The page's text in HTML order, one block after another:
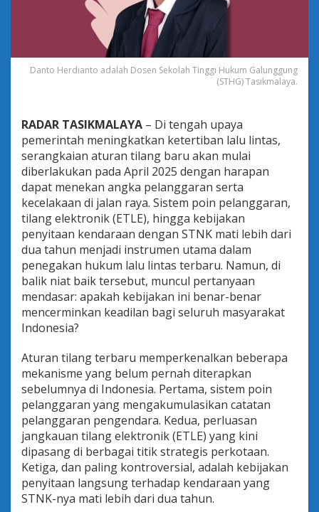
u
i
K
r
t
i
b
a
n
a
t
a
u
A
n
a
m
a
a
g
P
e
n
g
e
n
d
a
r
a
Danto Herdianto adalah Dosen Sekolah Tinggi Hukum Galunggung
(STHG) Tasikmalaya.
RADAR TASIKMALAYA – Di tengah upaya
pemerintah meningkatkan ketertiban lalu lintas,
serangkaian aturan tilang baru akan mulai
diberlakukan pada April 2025 dengan harapan
dapat menekan angka pelanggaran serta
kecelakaan di jalan raya. Sistem poin pelanggaran,
tilang elektronik (ETLE), hingga kebijakan
penyitaan kendaraan dengan STNK mati lebih dari
dua tahun menjadi instrumen utama dalam
penegakan hukum lalu lintas terbaru. Namun, di
balik niat baik tersebut, muncul pertanyaan
mendasar: apakah kebijakan ini benar-benar
mencerminkan keadilan bagi seluruh masyarakat
Indonesia?
Aturan tilang terbaru memperkenalkan beberapa
mekanisme yang belum pernah diterapkan
sebelumnya di Indonesia. Pertama, sistem poin
pelanggaran yang mengakumulasikan catatan
pelanggaran pengendara. Kedua, perluasan
jangkauan tilang elektronik (ETLE) yang kini
dipasang di berbagai titik strategis perkotaan.
Ketiga, dan paling kontroversial, adalah kebijakan
penyitaan langsung terhadap kendaraan yang
STNK-nya mati lebih dari dua tahun.